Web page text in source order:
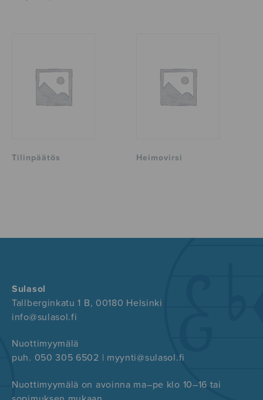
Tilinpäätös Heimovirsi
Sulasol
Tallberginkatu 1 B, 00180 Helsinki
info@sulasol.fi
Nuottimyymälä
puh. 050 305 6502 | myynti@sulasol.fi
Nuottimyymälä on avoinna ma–pe klo 10–16 tai